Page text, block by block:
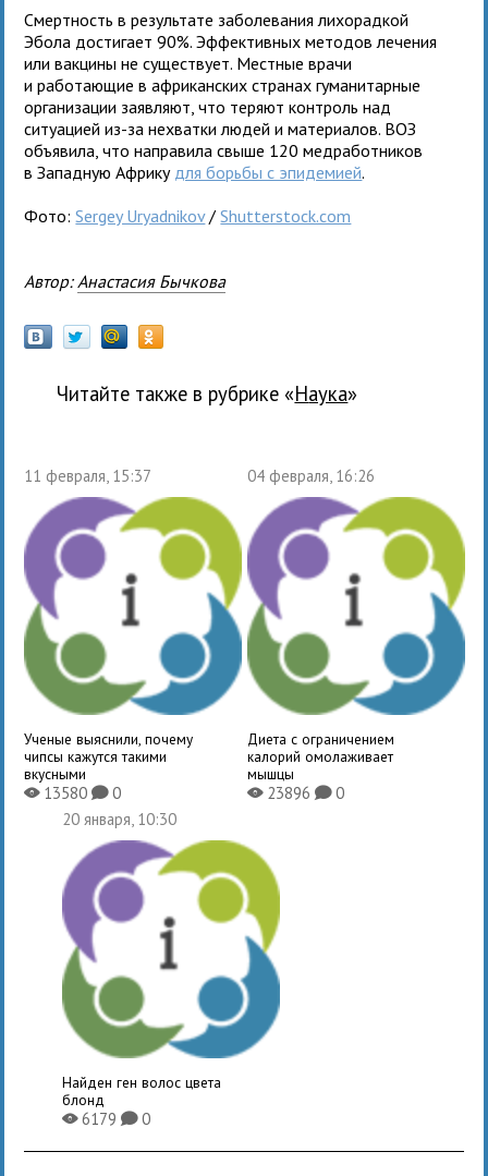
Смертность в результате заболевания лихорадкой
Эбола достигает 90%. Эффективных методов лечения
или вакцины не существует. Местные врачи
и работающие в африканских странах гуманитарные
организации заявляют, что теряют контроль над
ситуацией из-за нехватки людей и материалов. ВОЗ
объявила, что направила свыше 120 медработников
в Западную Африку для борьбы с эпидемией.
Фото:Sergey Uryadnikov/Shutterstock.com
Автор: Анастасия Бычкова
Читайте также в рубрике « наука»
11 февраля, 15:37
Ученые выяснили, почему
чипсы кажутся такими
вкусными
X13580K0
04 февраля, 16:26
Диета с ограничением
калорий омолаживает
мышцы
X23896 K0
20 января, 10:30
Найден ген волос цвета
блонд
X6179K0